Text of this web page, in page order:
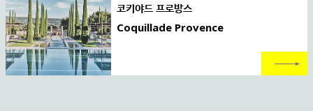
코키야드 프로방스
Coquillade Provence